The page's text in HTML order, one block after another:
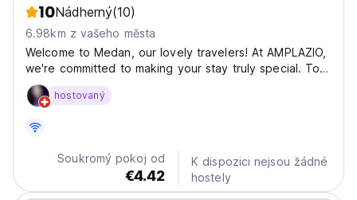
10Nádherný(10)
6.98km z vašeho města
Welcome to Medan, our lovely travelers! At AMPLAZIO,
we're committed to making your stay truly special. Top
features of the hostel include free Wi-Fi, 24-hour front
desk, car park, room service. Our hostel is the ideal
hostovaný
Soukromý pokoj od
€4.42
K dispozici nejsou žádné
hostely